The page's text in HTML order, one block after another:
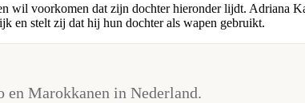
wil voorkomen dat zijn dochter hieronder lijdt. Adriana
en stelt zij dat hij hun dochter als wapen gebruikt.
Marokkanen in Nederland.